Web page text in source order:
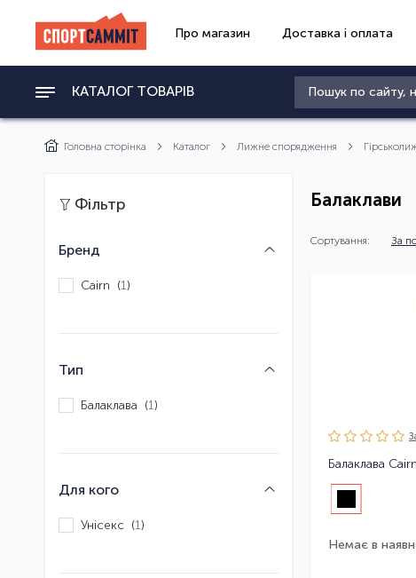
Про магазин Доставка і оплата
КАТАЛОГ ТОВАРІВ
Головна сторінка Каталог Лижне спорядження
Фільтр
Бренд
Cairn (1)
Тип
Балаклава (1)
Для кого
Унісекс (1)
Балаклави
Сортування: За
Балаклава
Немає в